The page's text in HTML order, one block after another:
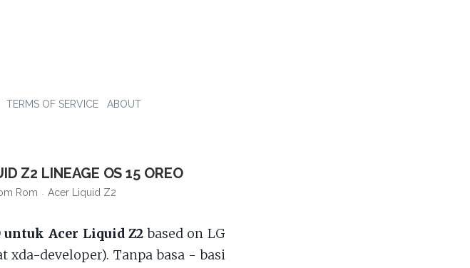
TERMS OF SERVICE ABOUT
Z2 LINEAGE OS 15 OREO
Rom Acer Liquid Z2
untuk Acer Liquid Z2 based on LG
xda-developer). Tanpa basa - basi